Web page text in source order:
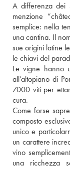
A differenza dei
menzione
semplice: nella
una cantina. Il
sue origini latine
le chiavi del
Le vigne hanno
all’altopiano di
7000 viti per
cura.
Come forse
composto
unico e
un carattere
vino
una ricchezza